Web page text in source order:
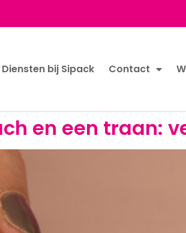
Diensten bij Sipack Contact
en een traan: